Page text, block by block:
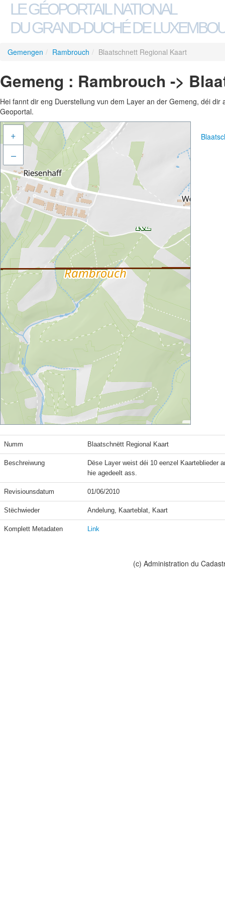
LE GÉOPORTAIL NATIONAL
DU GRAND-DUCHÉ DE
Gemengen / Rambrouch / Blaatschnett Regional Kaart
Gemeng : Rambrouch ->
Hei fannt dir eng Duerstellung vun dem Layer an der Gemeng, déi
Geoportal.
+
–
Numm Blaatschnëtt Regional Kaart
Beschreiwung
Dëse Layer weist déi 10 eenzel Kaarteblieder
hie agedeelt ass.
Revisiounsdatum 01/06/2010
Stëchwieder Andelung, Kaarteblat, Kaart
Komplett Metadaten Link
(c) Administration du